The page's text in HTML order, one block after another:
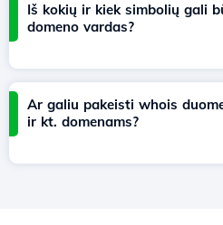
Iš kokių ir kiek simbolių gali
domeno vardas?
Ar galiu pakeisti whois
ir kt. domenams?